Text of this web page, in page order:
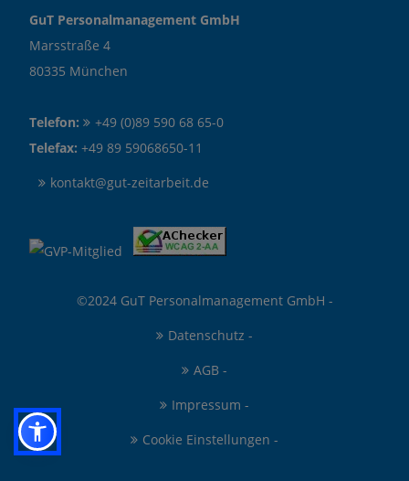
GuT Personalmanagement GmbH
Marsstraße 4
80335 München
Telefon:
+49 (0)89 590 68 65-0
Telefax: +49 89 59068650-11
kontakt@gut-zeitarbeit.de
©2024 GuT Personalmanagement GmbH -
Datenschutz -
AGB -
Impressum -
Cookie Einstellungen -